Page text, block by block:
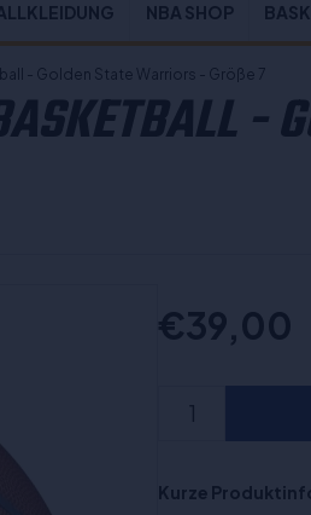
NBA SHOP
- Golden State Warriors - Größe 7
-
€39,00
Kurze